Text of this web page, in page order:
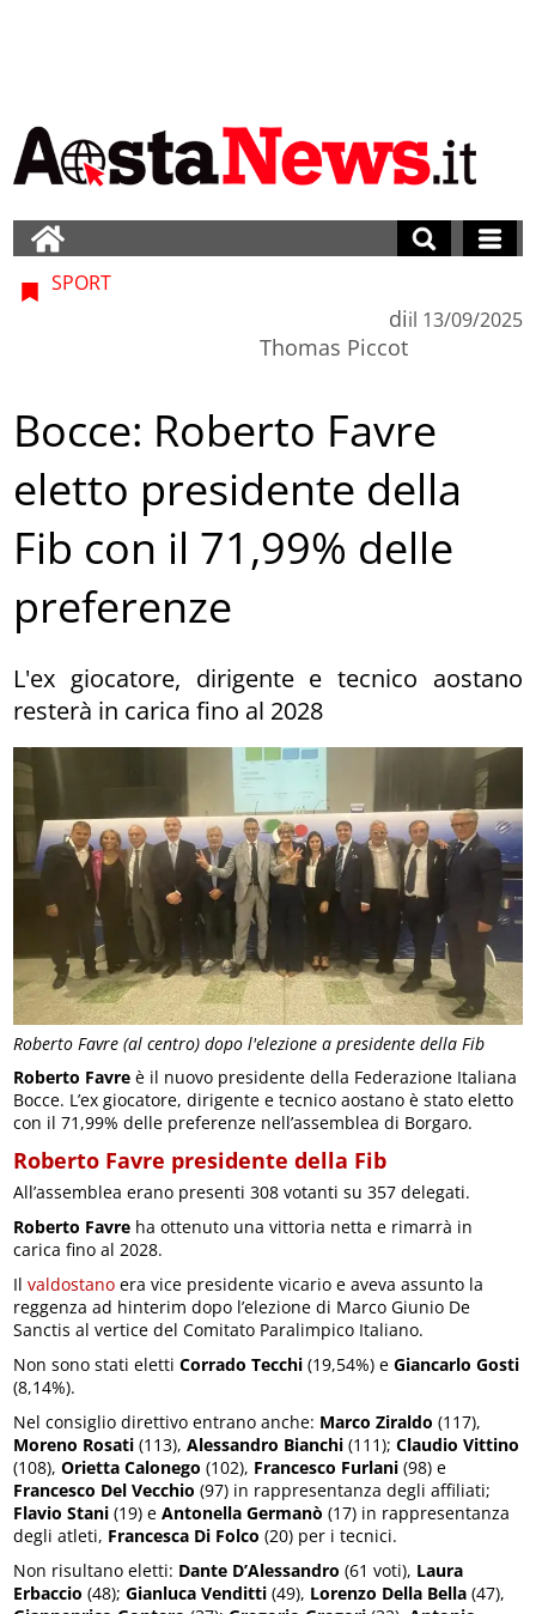
Roberto Favre (al centro) dopo l'elezione a presidente della Fib
SPORT
di
Thomas Piccot
il 13/09/2025
Bocce: Roberto Favre
eletto presidente della
Fib con il 71,99% delle
preferenze
L'ex giocatore, dirigente e tecnico aostano
resterà in carica fino al 2028
Roberto Favre è il nuovo presidente della Federazione Italiana
Bocce. L’ex giocatore, dirigente e tecnico aostano è stato eletto
con il 71,99% delle preferenze nell’assemblea di Borgaro.
Roberto Favre presidente della Fib
All’assemblea erano presenti 308 votanti su 357 delegati.
Roberto Favre ha ottenuto una vittoria netta e rimarrà in
carica fino al 2028.
Ilvaldostano era vice presidente vicario e aveva assunto la
reggenza ad hinterim dopo l’elezione di Marco Giunio De
Sanctis al vertice del Comitato Paralimpico Italiano.
Non sono stati elettiCorrado Tecchi (19,54%) eGiancarlo Gosti
(8,14%).
Nel consiglio direttivo entrano anche: Marco Ziraldo (117),
Moreno Rosati (113),Alessandro Bianchi (111);Claudio Vittino
(108),Orietta Calonego (102), Francesco Furlani (98) e
Francesco Del Vecchio (97) in rappresentanza degli affiliati;
Flavio Stani (19) eAntonella Germanò (17) in rappresentanza
degli atleti, Francesca Di Folco (20) per i tecnici.
Non risultano eletti: Dante D’Alessandro (61 voti), Laura
Erbaccio (48);Gianluca Venditti (49), Lorenzo Della Bella (47),